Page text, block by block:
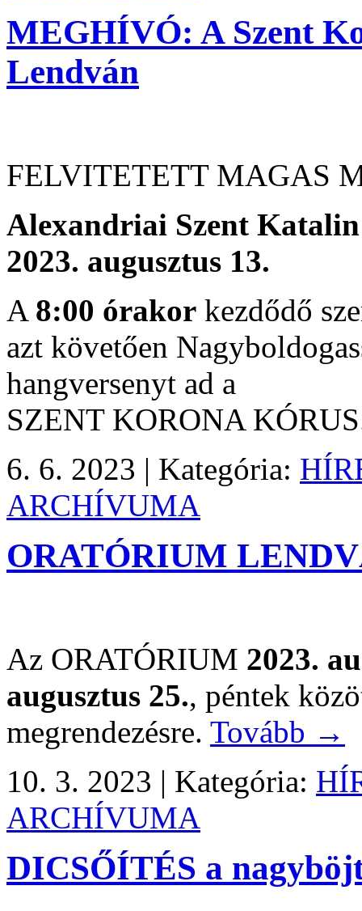
MEGHÍVÓ: A Szent
Lendván
FELVITETETT MAGAS
Alexandriai Szent
2023. augusztus 13.
A 8:00 órakor kezdődő
azt követően
hangversenyt ad a
SZENT KORONA
6. 6. 2023 | Kategória:
ARCHÍVUMA
ORATÓRIUM
Az ORATÓRIUM 2023.
augusztus 25., péntek
megrendezésre. Tovább →
10. 3. 2023 | Kategória:
ARCHÍVUMA
DICSŐÍTÉS a